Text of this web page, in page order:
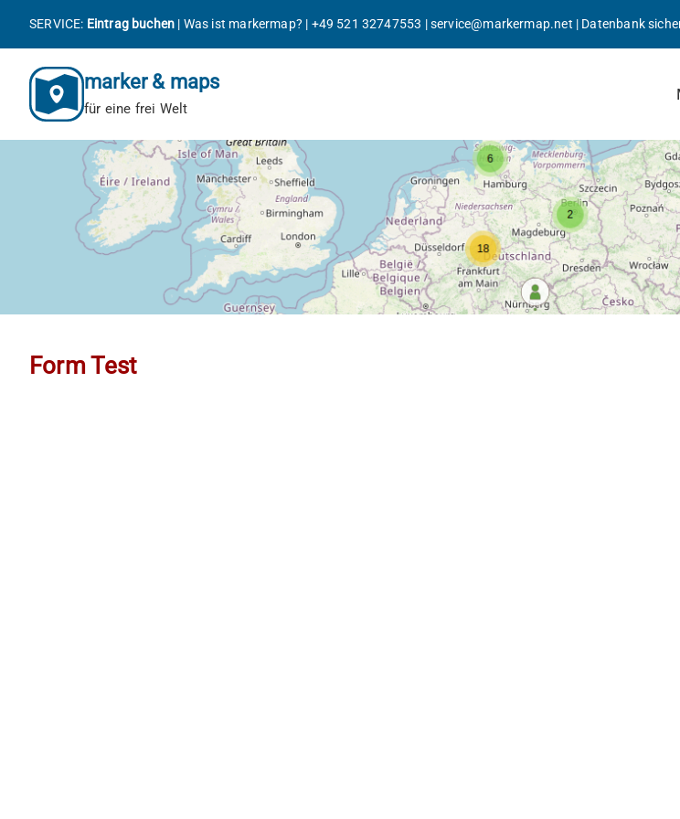
Inhalt
SERVICE: Eintrag buchen | Was ist markermap? | +49 521 32747553 |service@markermap.net | Datenbank
marker & maps
für eine frei Welt
Form Test